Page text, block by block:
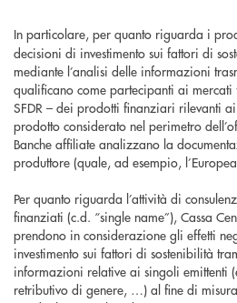
In particolare, per quanto riguarda i
decisioni di investimento sui fattori di
mediante l’analisi delle informazioni
qualificano come partecipanti ai
SFDR – dei prodotti finanziari rilevanti ai
prodotto considerato nel perimetro
Banche affiliate analizzano la
produttore (quale, ad esempio,
Per quanto riguarda l’attività di
finanziati (c.d. “single name”), Cassa
prendono in considerazione gli effetti
investimento sui fattori di sostenibilità
informazioni relative ai singoli emittenti
retributivo di genere, …) al fine di